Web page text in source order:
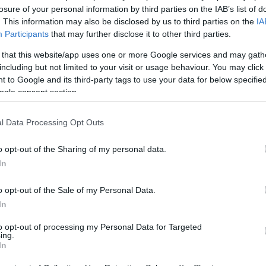
of your personal information by third parties on the IAB’s list of
This information may also be disclosed by us to third parties on the
Participants that may further disclose it to other third parties.
that this website/app uses one or more Google services and may
but not limited to your visit or usage behaviour. You may
to Google and its third-party tags to use your data for below
consent section.
Data Processing Opt Outs
opt-out of the Sharing of my personal data.
opt-out of the Sale of my Personal Data.
opt-out of processing my Personal Data for Targeted
Subcategoría
Vinos